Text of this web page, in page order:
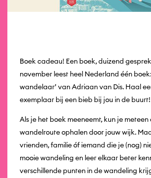
Boek cadeau! Een boek, duizend
november leest heel Nederland één boek:
wandelaar’ van Adriaan van Dis. Haal
exemplaar bij een bieb bij jou in de buurt!
Als je het boek meeneemt, kun je meteen
wandelroute ophalen door jouw wijk.
vrienden, familie óf iemand die je (nog)
mooie wandeling en leer elkaar beter
verschillende punten in de wandeling